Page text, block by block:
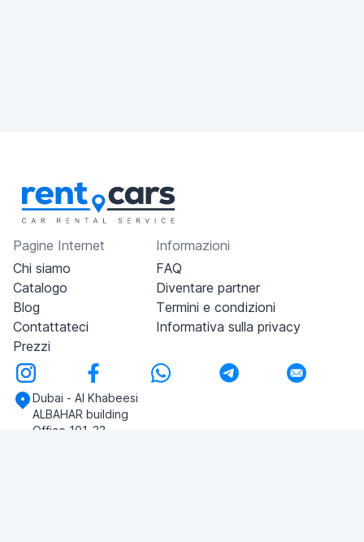
Pagine Internet
Chi siamo
Catalogo
Blog
Contattateci
Prezzi
Informazioni
FAQ
Diventare partner
Termini e condizioni
Informativa sulla privacy
Dubai - Al Khabeesi
ALBAHAR building
Office 101-33